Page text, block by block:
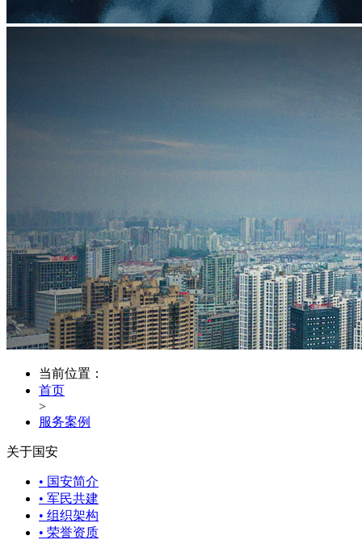
当前位置：
首页
>
服务案例
关于国安
• 国安简介
• 军民共建
• 组织架构
• 荣誉资质